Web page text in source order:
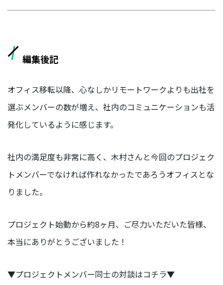
編集後記
オフィス移転以降、心なしかリモートワークよりも出社を
選ぶメンバーの数が増え、社内のコミュニケーションも活
発化しているように感じます。
社内の満足度も非常に高く、木村さんと今回のプロジェク
トメンバーでなければ作れなかったであろうオフィスとな
りました。
プロジェクト始動から約8ヶ月、ご尽力いただいた皆様、
本当にありがとうございました！
▼プロジェクトメンバー同士の対談はコチラ▼